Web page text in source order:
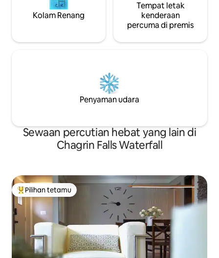
Kolam Renang
Tempat letak
kenderaan
percuma di premis
Penyaman udara
Sewaan percutian hebat yang lain di
Chagrin Falls Waterfall
Pilihan utama tetamu
Pilihan tetamu